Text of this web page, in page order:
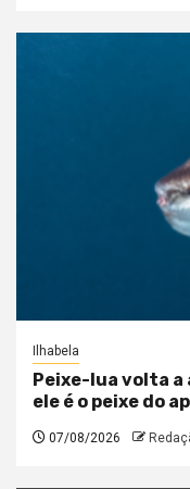
Ilhabela
Peixe-lua volta a
ele é o peixe do
07/08/2026